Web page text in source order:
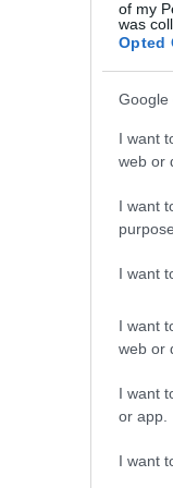
of my
was
Opted
Google
I want
web or
I want
I want
I want
web or
I want
or app.
I want
e, quando